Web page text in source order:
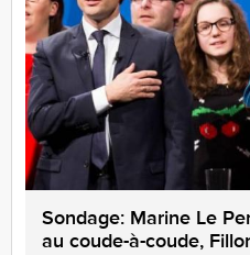
Sondage: Marine Le
au coude-à-coude,